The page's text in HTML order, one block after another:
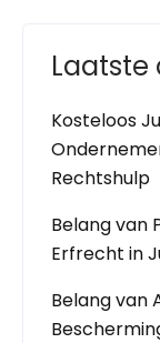
Laatste
Kosteloos
Rechtshulp
Belang van
Erfrecht in
Belang van